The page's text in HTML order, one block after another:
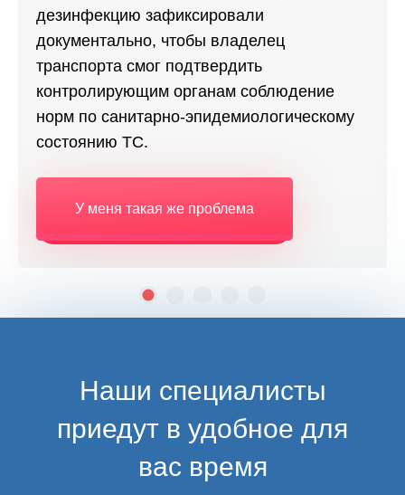
дезинфекцию зафиксировали
документально, чтобы владелец
транспорта смог подтвердить
контролирующим органам соблюдение
норм по санитарно-эпидемиологическому
состоянию ТС.
У меня такая же проблема
Наши специалисты
приедут в удобное для
вас время